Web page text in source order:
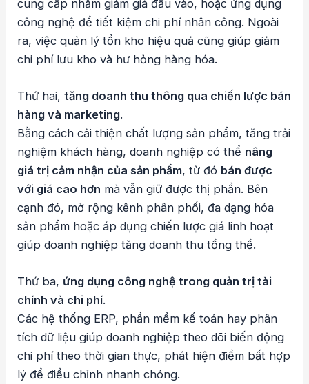
cung cấp nhằm giảm giá đầu vào, hoặc ứng dụng
công nghệ để tiết kiệm chi phí nhân công. Ngoài
ra, việc quản lý tồn kho hiệu quả cũng giúp giảm
chi phí lưu kho và hư hỏng hàng hóa.
Thứ hai,tăng doanh thu thông qua chiến lược bán
hàng và marketing.
Bằng cách cải thiện chất lượng sản phẩm, tăng trải
nghiệm khách hàng, doanh nghiệp có thể nâng
giá trị cảm nhận của sản phẩm, từ đó bán được
với giá cao hơn mà vẫn giữ được thị phần. Bên
cạnh đó, mở rộng kênh phân phối, đa dạng hóa
sản phẩm hoặc áp dụng chiến lược giá linh hoạt
giúp doanh nghiệp tăng doanh thu tổng thể.
Thứ ba, ứng dụng công nghệ trong quản trị tài
chính và chi phí.
Các hệ thống ERP, phần mềm kế toán hay phân
tích dữ liệu giúp doanh nghiệp theo dõi biến động
chi phí theo thời gian thực, phát hiện điểm bất hợp
lý để điều chỉnh nhanh chóng.